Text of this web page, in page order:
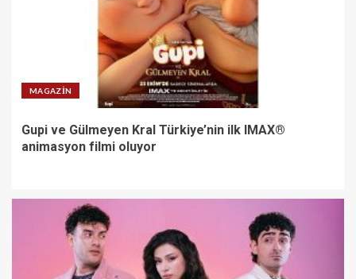
MAGAZIN
Gupi ve Gülmeyen Kral Türkiye’nin ilk IMAX®
animasyon filmi oluyor